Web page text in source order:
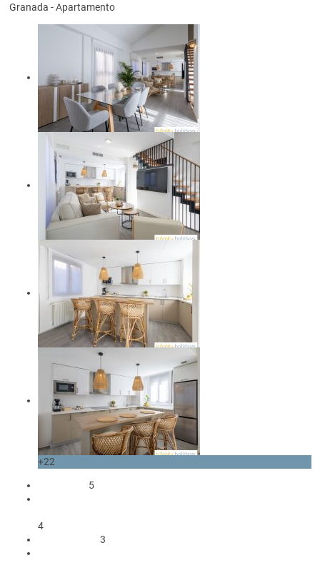
Granada -Apartamento
+22
5
4
3